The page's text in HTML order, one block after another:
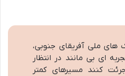
های ملی آفریقای جنوبی،
ای بی مانند در انتظار
کنند مسیرهای کمتر